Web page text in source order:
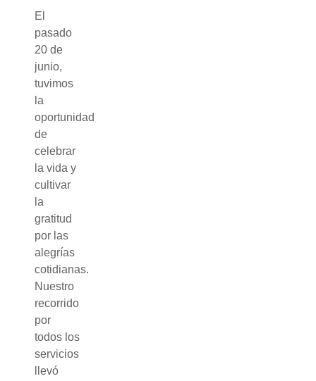
El
pasado
20 de
junio,
tuvimos
la
oportunidad
de
celebrar
la vida y
cultivar
la
gratitud
por las
alegrías
cotidianas.
Nuestro
recorrido
por
todos los
servicios
llevó